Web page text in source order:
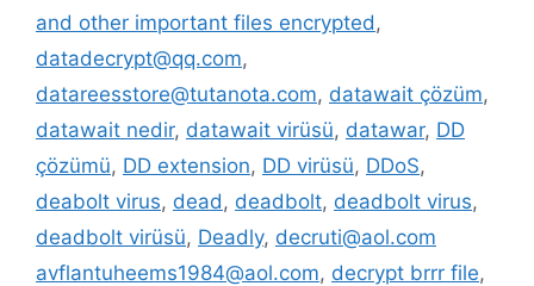
and other important files encrypted,
datadecrypt@qq.com,
datareesstore@tutanota.com, datawait çözüm,
datawait nedir, datawait virüsü, datawar, DD
çözümü, DD extension, DD virüsü, DDoS,
deabolt virus, dead, deadbolt, deadbolt virus,
deadbolt virüsü, Deadly, decruti@aol.com
avflantuheems1984@aol.com, decrypt brrr file,